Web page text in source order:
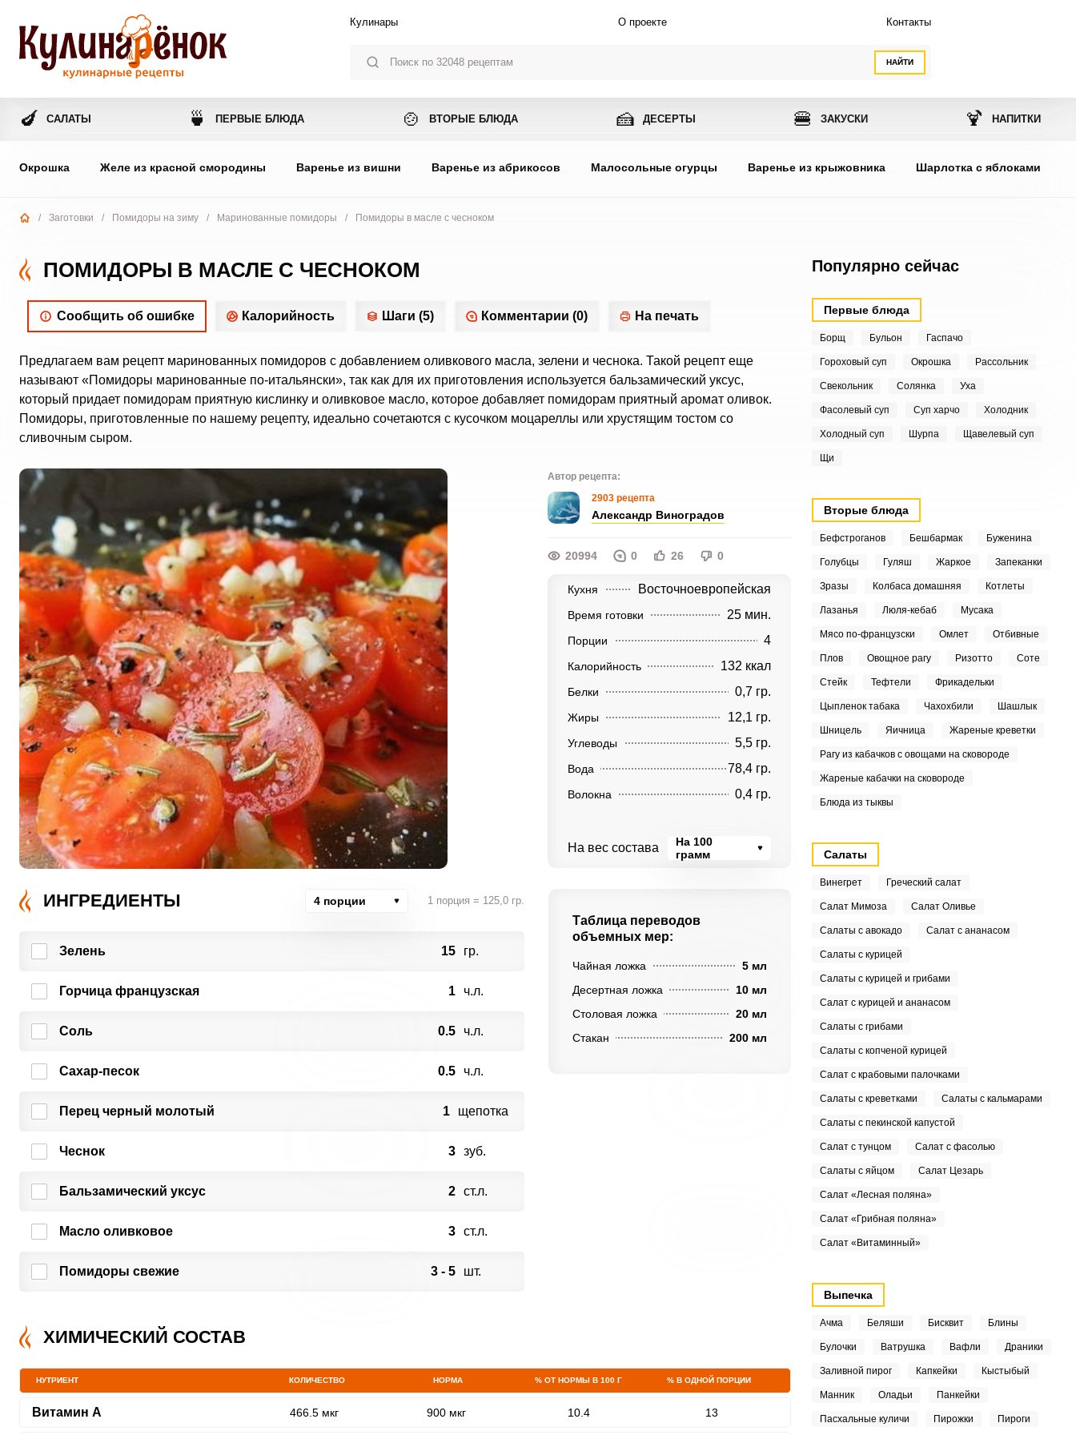
НАЙТИ
Кулинары О проекте Контакты
🍆 САЛАТЫ 🍵 ПЕРВЫЕ БЛЮДА 🍲 ВТОРЫЕ БЛЮДА 🍰 ДЕСЕРТЫ 🍔 ЗАКУСКИ 🍹 НАПИТКИ
Окрошка Желе из красной смородины Варенье из вишни Варенье из абрикосов Малосольные огурцы Варенье из крыжовника Шарлотка с яблоками
/ Заготовки / Помидоры на зиму / Маринованные помидоры / Помидоры в масле с чесноком
ПОМИДОРЫ В МАСЛЕ С ЧЕСНОКОМ
Сообщить об ошибке Калорийность Шаги (5) Комментарии (0) На печать
Предлагаем вам рецепт маринованных помидоров с добавлением оливкового масла, зелени и чеснока. Такой рецепт еще
называют «Помидоры маринованные по-итальянски», так как для их приготовления используется бальзамический уксус,
который придает помидорам приятную кислинку и оливковое масло, которое добавляет помидорам приятный аромат оливок.
Помидоры, приготовленные по нашему рецепту, идеально сочетаются с кусочком моцареллы или хрустящим тостом со
сливочным сыром.
Автор рецепта:
2903 рецепта
Александр Виноградов
20994 0 26 0
Кухня Восточноевропейская
Время готовки 25 мин.
Порции 4
Калорийность 132 ккал
Белки 0,7 гр.
Жиры 12,1 гр.
Углеводы 5,5 гр.
Вода 78,4 гр.
Волокна 0,4 гр.
На вес состава
На 100
грамм
ИНГРЕДИЕНТЫ 4 порции 1 порция = 125,0 гр.
Зелень 15 гр.
Горчица французская 1 ч.л.
Соль 0.5 ч.л.
Сахар-песок 0.5 ч.л.
Перец черный молотый 1 щепотка
Чеснок 3 зуб.
Бальзамический уксус 2 ст.л.
Масло оливковое 3 ст.л.
Помидоры свежие 3 - 5 шт.
Таблица переводов
объемных мер:
Чайная ложка
5 мл
Десертная ложка
10 мл
Столовая ложка
20 мл
Стакан
200 мл
ХИМИЧЕСКИЙ СОСТАВ
НУТРИЕНТ КОЛИЧЕСТВО НОРМА % ОТ НОРМЫ В 100 Г % В ОДНОЙ ПОРЦИИ
Витамин A 466.5 мкг 900 мкг 10.4 13
Популярно сейчас
Первые блюда
Борщ Бульон Гаспачо
Гороховый суп Окрошка Рассольник
Свекольник Солянка Уха
Фасолевый суп Суп харчо Холодник
Холодный суп Шурпа Щавелевый суп
Щи
Вторые блюда
Бефстроганов Бешбармак Буженина
Голубцы Гуляш Жаркое Запеканки
Зразы Колбаса домашняя Котлеты
Лазанья Люля-кебаб Мусака
Мясо по-французски Омлет Отбивные
Плов Овощное рагу Ризотто Соте
Стейк Тефтели Фрикадельки
Цыпленок табака Чахохбили Шашлык
Шницель Яичница Жареные креветки
Рагу из кабачков с овощами на сковороде
Жареные кабачки на сковороде
Блюда из тыквы
Салаты
Винегрет Греческий салат
Салат Мимоза Салат Оливье
Салаты с авокадо Салат с ананасом
Салаты с курицей
Салаты с курицей и грибами
Салат с курицей и ананасом
Салаты с грибами
Салаты с копченой курицей
Салат с крабовыми палочками
Салаты с креветками Салаты с кальмарами
Салаты с пекинской капустой
Салат с тунцом Салат с фасолью
Салаты с яйцом Салат Цезарь
Салат «Лесная поляна»
Салат «Грибная поляна»
Салат «Витаминный»
Выпечка
Ачма Беляши Бисквит Блины
Булочки Ватрушка Вафли Драники
Заливной пирог Капкейки Кыстыбый
Манник Оладьи Панкейки
Пасхальные куличи Пирожки Пироги